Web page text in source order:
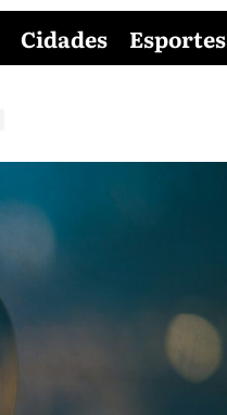
Cidades Esportes